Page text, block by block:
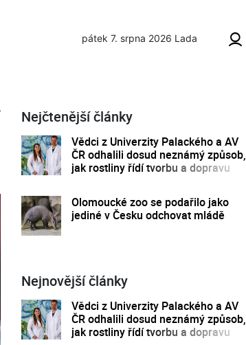
pátek 7. srpna 2026 Lada
Nejčtenější články
Vědci z Univerzity Palackého a AV
ČR odhalili dosud neznámý způsob,
jak rostliny řídí tvorbu a dopravu
Olomoucké zoo se podařilo jako
jediné v Česku odchovat mládě
Nejnovější články
Vědci z Univerzity Palackého a AV
ČR odhalili dosud neznámý způsob,
jak rostliny řídí tvorbu a dopravu